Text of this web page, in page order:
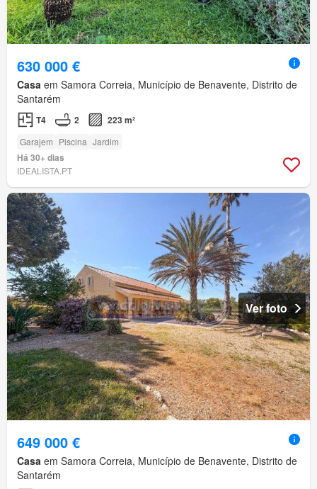
630 000 €
Casa em Samora Correia, Município de Benavente, Distrito de
Santarém
T4 2 223 m²
Garajem Piscina Jardim
Há 30+ dias
IDEALISTA.PT
Ver foto
649 000 €
Casa em Samora Correia, Município de Benavente, Distrito de
Santarém